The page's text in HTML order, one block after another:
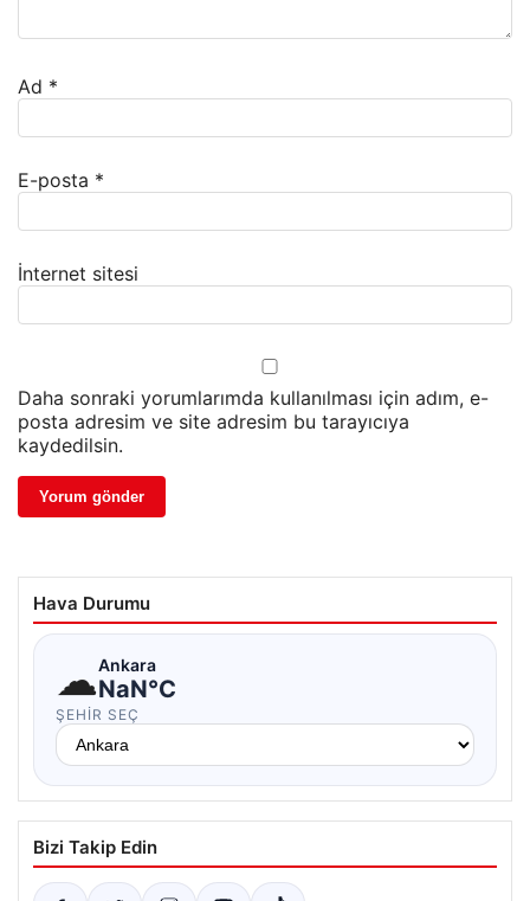
Ad *
E-posta *
İnternet sitesi
Daha sonraki yorumlarımda kullanılması için adım, e-
posta adresim ve site adresim bu tarayıcıya
kaydedilsin.
Hava Durumu
☁Ankara
NaN°C
ŞEHIR SEÇ
Bizi Takip Edin